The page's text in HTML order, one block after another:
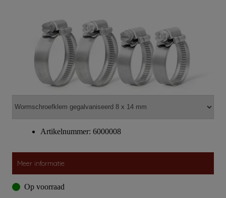
Artikelnummer: 6000008
Meer informatie
Op voorraad